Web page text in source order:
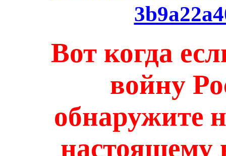
Вот когда
войну
обнаружите
настоящему